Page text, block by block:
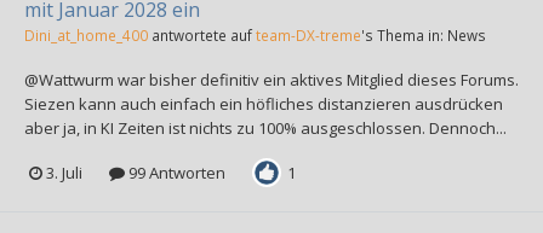
mit Januar 2028 ein
Dini_at_home_400 antwortete aufteam-DX-treme's Thema in: News
@Wattwurm war bisher definitiv ein aktives Mitglied dieses Forums.
Siezen kann auch einfach ein höfliches distanzieren ausdrücken
aber ja, in KI Zeiten ist nichts zu 100% ausgeschlossen. Dennoch...
3. Juli 99 Antworten 1